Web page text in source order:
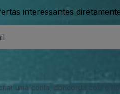
interessantes
uma conta, concorda com o